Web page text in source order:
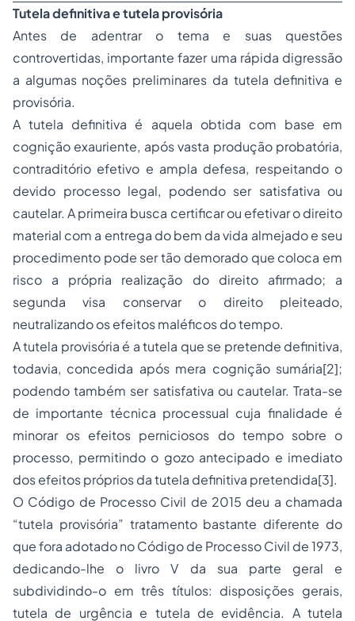
Tutela definitiva e tutela provisória
Antes de adentrar o tema e suas questões
controvertidas, importante fazer uma rápida digressão
a algumas noções preliminares da tutela definitiva e
provisória.
A tutela definitiva é aquela obtida com base em
cognição exauriente, após vasta produção probatória,
contraditório efetivo e ampla defesa, respeitando o
devido processo legal, podendo ser satisfativa ou
cautelar. A primeira busca certificar ou efetivar o direito
material com a entrega do bem da vida almejado e seu
procedimento pode ser tão demorado que coloca em
risco a própria realização do direito afirmado; a
segunda visa conservar o direito pleiteado,
neutralizando os efeitos maléficos do tempo.
A tutela provisória é a tutela que se pretende definitiva,
todavia, concedida após mera cognição sumária[2];
podendo também ser satisfativa ou cautelar. Trata-se
de importante técnica processual cuja finalidade é
minorar os efeitos perniciosos do tempo sobre o
processo, permitindo o gozo antecipado e imediato
dos efeitos próprios da tutela definitiva pretendida[3].
O Código de Processo Civil de 2015 deu a chamada
“tutela provisória” tratamento bastante diferente do
que fora adotado no Código de Processo Civil de 1973,
dedicando-lhe o livro V da sua parte geral e
subdividindo-o em três títulos: disposições gerais,
tutela de urgência e tutela de evidência. A tutela